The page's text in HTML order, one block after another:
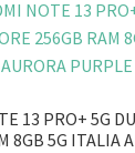
13 PRO+ 5G
8GB 5G ITALIA